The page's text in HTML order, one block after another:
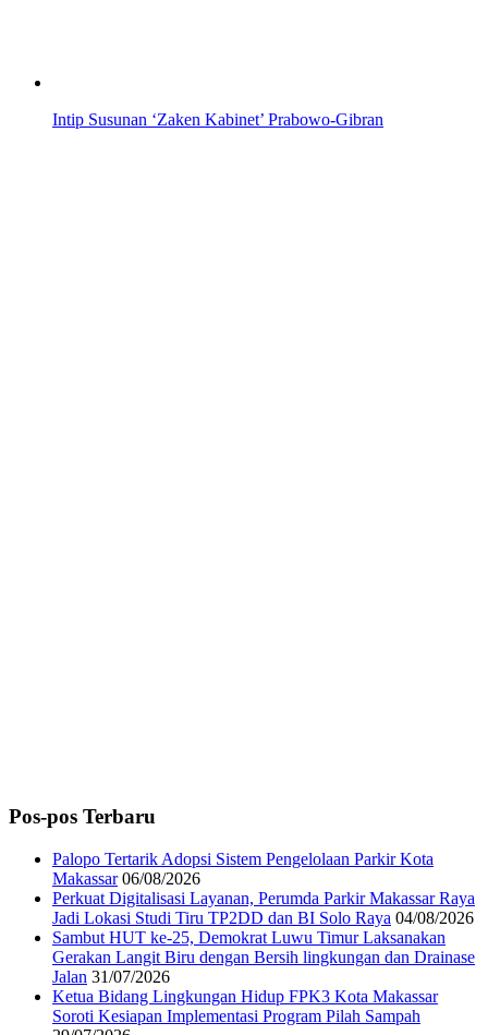
Intip Susunan ‘Zaken Kabinet’ Prabowo-Gibran
Pos-pos Terbaru
Palopo Tertarik Adopsi Sistem Pengelolaan Parkir Kota
Makassar 06/08/2026
Perkuat Digitalisasi Layanan, Perumda Parkir Makassar Raya
Jadi Lokasi Studi Tiru TP2DD dan BI Solo Raya 04/08/2026
Sambut HUT ke-25, Demokrat Luwu Timur Laksanakan
Gerakan Langit Biru dengan Bersih lingkungan dan Drainase
Jalan 31/07/2026
Ketua Bidang Lingkungan Hidup FPK3 Kota Makassar
Soroti Kesiapan Implementasi Program Pilah Sampah